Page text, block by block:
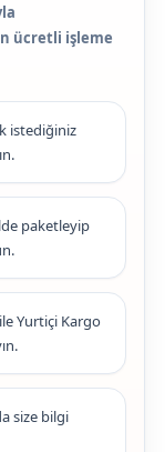
ücretli işleme
istediğiniz
paketleyip
Yurtiçi Kargo
size bilgi